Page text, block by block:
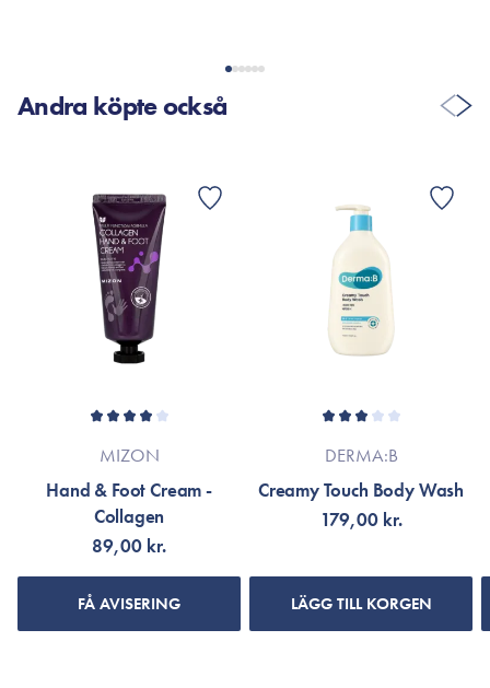
Andra köpte också
MIZON
Hand & Foot Cream -
Collagen
89,00 kr.
FÅ AVISERING
DERMA:B
Creamy Touch Body Wash
179,00 kr.
LÄGG TILL KORGEN